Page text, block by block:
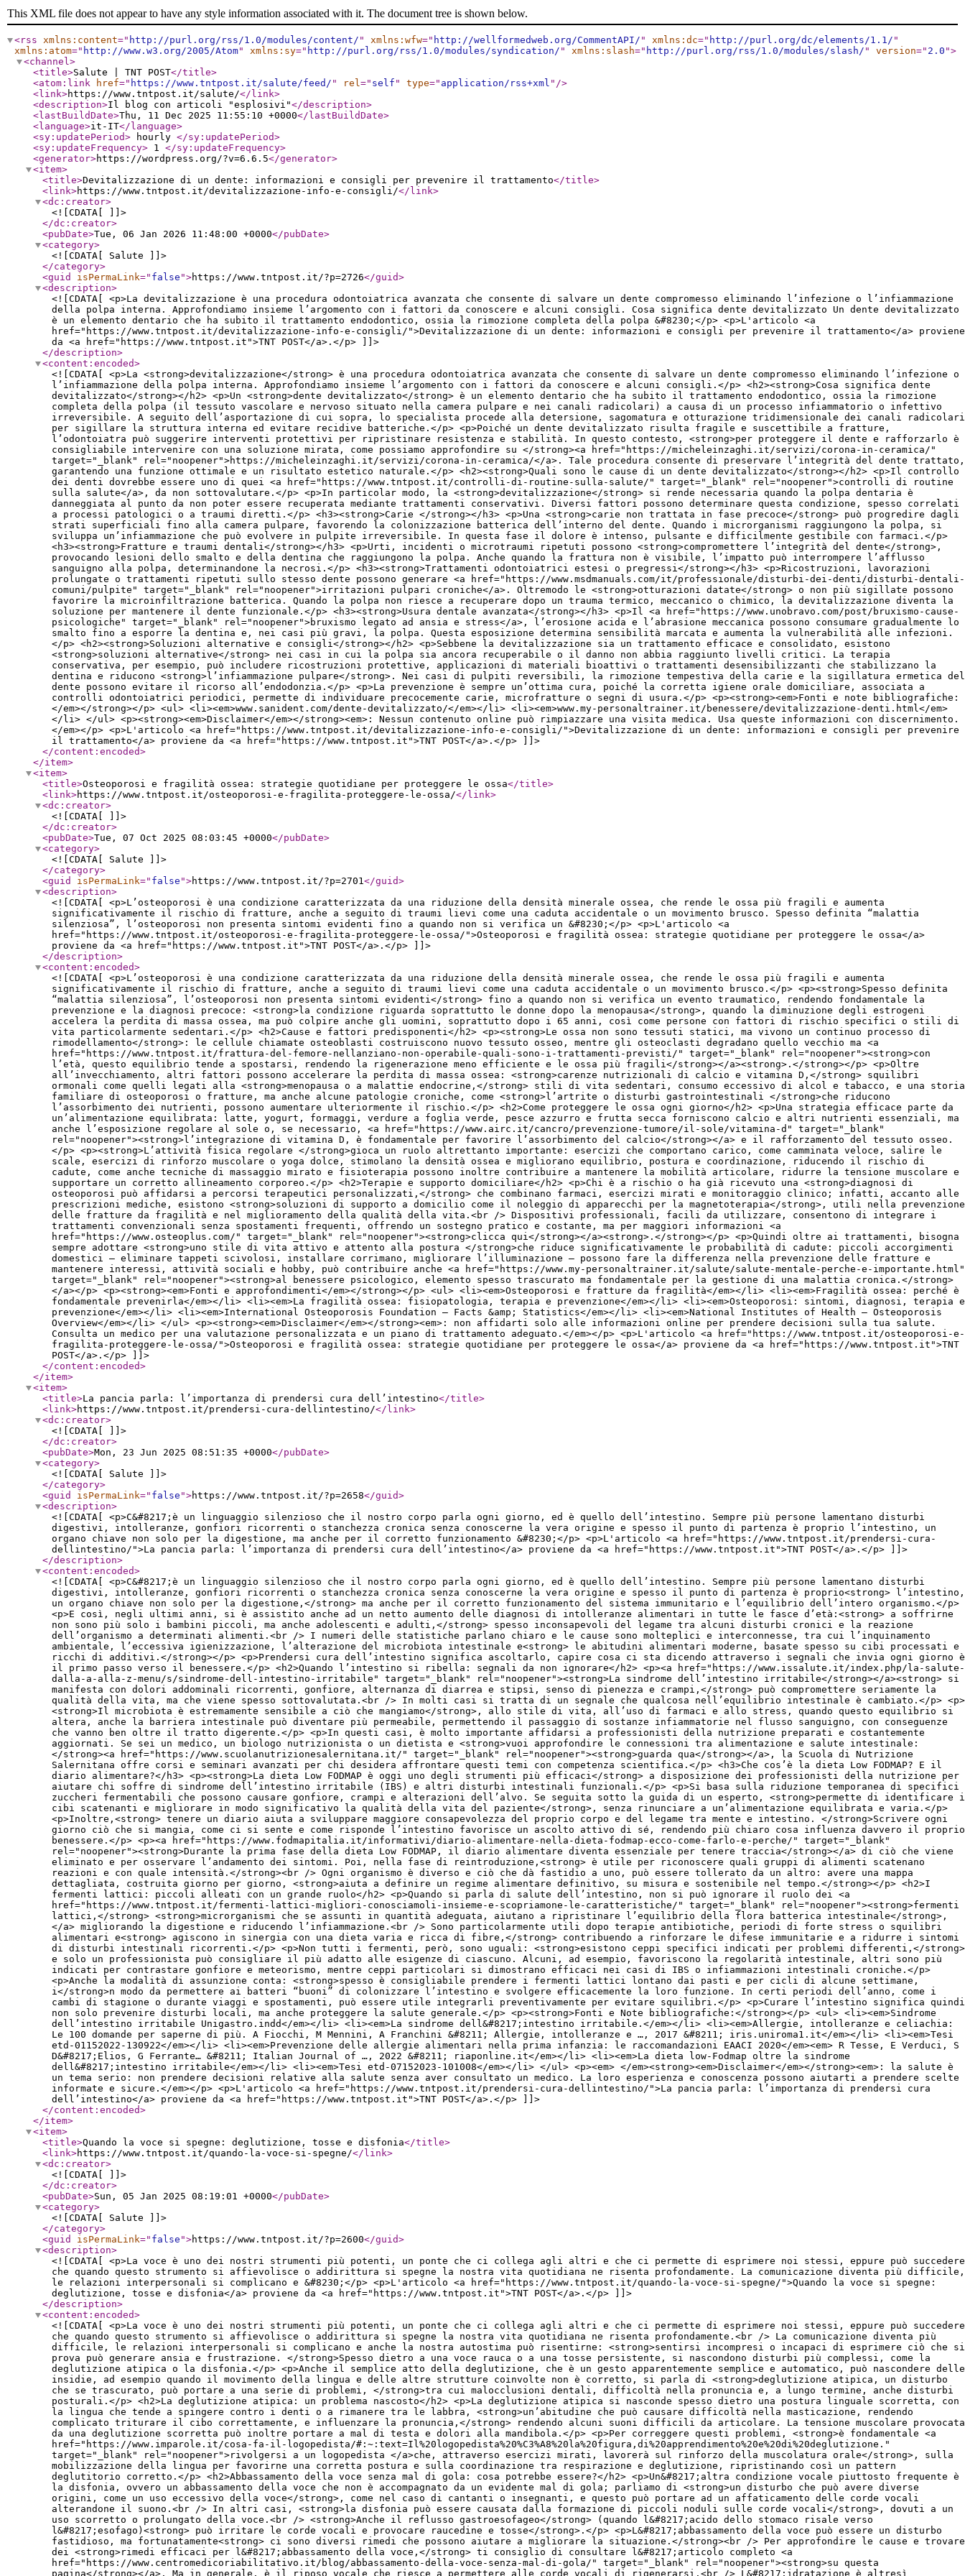
This XML file does not appear to have any style information associated with it. The document tree is shown below.
<rss xmlns:content=" http://purl.org/rss/1.0/modules/content/ " xmlns:wfw=" http://wellformedweb.org/CommentAPI/ " xmlns:dc=" http://purl.org/dc/elements/1.1/ "
xmlns:atom=" http://www.w3.org/2005/Atom" xmlns:sy=" http://purl.org/rss/1.0/modules/syndication/ " xmlns:slash=" http://purl.org/rss/1.0/modules/slash/ " version=" 2.0 ">
<channel>
<title>Salute | TNT POST</title>
<atom:link
href=" https://www.tntpost.it/salute/feed/ " rel=" self " type=" application/rss+xml " />
<link>https://www.tntpost.it/salute/</link>
<description>Il blog con articoli "esplosivi"</description>
<lastBuildDate>Thu, 11 Dec 2025 11:55:10 +0000</lastBuildDate>
<language>it-IT</language>
<sy:updatePeriod> hourly </sy:updatePeriod>
<sy:updateFrequency> 1 </sy:updateFrequency>
<generator>https://wordpress.org/?v=6.6.5</generator>
<item>
<title>Devitalizzazione di un dente: informazioni e consigli per prevenire il trattamento</title>
<link>https://www.tntpost.it/devitalizzazione-info-e-consigli/</link>
<dc:creator>
<![CDATA[ ]]>
</dc:creator>
<pubDate>Tue, 06 Jan 2026 11:48:00 +0000</pubDate>
<category>
<![CDATA[ Salute ]]>
</category>
<guid
isPermaLink=" false ">https://www.tntpost.it/?p=2726</guid>
<description>
<![CDATA[ <p>La devitalizzazione è una procedura odontoiatrica avanzata che consente di salvare un dente compromesso eliminando l’infezione o l’infiammazione
della polpa interna. Approfondiamo insieme l’argomento con i fattori da conoscere e alcuni consigli. Cosa significa dente devitalizzato Un dente devitalizzato
è un elemento dentario che ha subito il trattamento endodontico, ossia la rimozione completa della polpa &#8230;</p> <p>L'articolo <a
href="https://www.tntpost.it/devitalizzazione-info-e-consigli/">Devitalizzazione di un dente: informazioni e consigli per prevenire il trattamento</a> proviene
da <a href="https://www.tntpost.it">TNT POST</a>.</p> ]]>
</description>
<content:encoded>
<![CDATA[ <p>La <strong>devitalizzazione</strong> è una procedura odontoiatrica avanzata che consente di salvare un dente compromesso eliminando l’infezione o
l’infiammazione della polpa interna. Approfondiamo insieme l’argomento con i fattori da conoscere e alcuni consigli.</p> <h2><strong>Cosa significa dente
devitalizzato</strong></h2> <p>Un <strong>dente devitalizzato</strong> è un elemento dentario che ha subito il trattamento endodontico, ossia la rimozione
completa della polpa (il tessuto vascolare e nervoso situato nella camera pulpare e nei canali radicolari) a causa di un processo infiammatorio o infettivo
irreversibile. A seguito dell’asportazione di cui sopra, lo specialista procede alla detersione, sagomatura e otturazione tridimensionale dei canali radicolari
per sigillare la struttura interna ed evitare recidive batteriche.</p> <p>Poiché un dente devitalizzato risulta fragile e suscettibile a fratture,
l’odontoiatra può suggerire interventi protettivi per ripristinare resistenza e stabilità. In questo contesto, <strong>per proteggere il dente e rafforzarlo è
consigliabile intervenire con una soluzione mirata, come possiamo approfondire su </strong><a href="https://micheleinzaghi.it/servizi/corona-in-ceramica/"
target="_blank" rel="noopener">https://micheleinzaghi.it/servizi/corona-in-ceramica/</a>. Tale procedura consente di preservare l’integrità del dente trattato,
garantendo una funzione ottimale e un risultato estetico naturale.</p> <h2><strong>Quali sono le cause di un dente devitalizzato</strong></h2> <p>Il controllo
dei denti dovrebbe essere uno di quei <a href="https://www.tntpost.it/controlli-di-routine-sulla-salute/" target="_blank" rel="noopener">controlli di routine
sulla salute</a>, da non sottovalutare.</p> <p>In particolar modo, la <strong>devitalizzazione</strong> si rende necessaria quando la polpa dentaria è
danneggiata al punto da non poter essere recuperata mediante trattamenti conservativi. Diversi fattori possono determinare questa condizione, spesso correlati
a processi patologici o a traumi diretti.</p> <h3><strong>Carie </strong></h3> <p>Una <strong>carie non trattata in fase precoce</strong> può progredire dagli
strati superficiali fino alla camera pulpare, favorendo la colonizzazione batterica dell’interno del dente. Quando i microrganismi raggiungono la polpa, si
sviluppa un’infiammazione che può evolvere in pulpite irreversibile. In questa fase il dolore è intenso, pulsante e difficilmente gestibile con farmaci.</p>
<h3><strong>Fratture e traumi dentali</strong></h3> <p>Urti, incidenti o microtraumi ripetuti possono <strong>compromettere l’integrità del dente</strong>,
provocando lesioni dello smalto e della dentina che raggiungono la polpa. Anche quando la frattura non è visibile, l’impatto può interrompere l’afflusso
sanguigno alla polpa, determinandone la necrosi.</p> <h3><strong>Trattamenti odontoiatrici estesi o pregressi</strong></h3> <p>Ricostruzioni, lavorazioni
prolungate o trattamenti ripetuti sullo stesso dente possono generare <a href="https://www.msdmanuals.com/it/professionale/disturbi-dei-denti/disturbi-dentali-
comuni/pulpite" target="_blank" rel="noopener">irritazioni pulpari croniche</a>. Oltremodo le <strong>otturazioni datate</strong> o non più sigillate possono
favorire la microinfiltrazione batterica. Quando la polpa non riesce a recuperare dopo un trauma termico, meccanico o chimico, la devitalizzazione diventa la
soluzione per mantenere il dente funzionale.</p> <h3><strong>Usura dentale avanzata</strong></h3> <p>Il <a href="https://www.unobravo.com/post/bruxismo-cause-
psicologiche" target="_blank" rel="noopener">bruxismo legato ad ansia e stress</a>, l’erosione acida e l’abrasione meccanica possono consumare gradualmente lo
smalto fino a esporre la dentina e, nei casi più gravi, la polpa. Questa esposizione determina sensibilità marcata e aumenta la vulnerabilità alle infezioni.
</p> <h2><strong>Soluzioni alternative e consigli</strong></h2> <p>Sebbene la devitalizzazione sia un trattamento efficace e consolidato, esistono
<strong>soluzioni alternative</strong> nei casi in cui la polpa sia ancora recuperabile o il danno non abbia raggiunto livelli critici. La terapia
conservativa, per esempio, può includere ricostruzioni protettive, applicazioni di materiali bioattivi o trattamenti desensibilizzanti che stabilizzano la
dentina e riducono <strong>l’infiammazione pulpare</strong>. Nei casi di pulpiti reversibili, la rimozione tempestiva della carie e la sigillatura ermetica del
dente possono evitare il ricorso all’endodonzia.</p> <p>La prevenzione è sempre un’ottima cura, poiché la corretta igiene orale domiciliare, associata a
controlli odontoiatrici periodici, permette di individuare precocemente carie, microfratture o segni di usura.</p> <p><strong><em>Fonti e note bibliografiche:
</em></strong></p> <ul> <li><em>www.sanident.com/dente-devitalizzato/</em></li> <li><em>www.my-personaltrainer.it/benessere/devitalizzazione-denti.html</em>
</li> </ul> <p><strong><em>Disclaimer</em></strong><em>: Nessun contenuto online può rimpiazzare una visita medica. Usa queste informazioni con discernimento.
</em></p> <p>L'articolo <a href="https://www.tntpost.it/devitalizzazione-info-e-consigli/">Devitalizzazione di un dente: informazioni e consigli per prevenire
il trattamento</a> proviene da <a href="https://www.tntpost.it">TNT POST</a>.</p> ]]>
</content:encoded>
</item>
<item>
<title>Osteoporosi e fragilità ossea: strategie quotidiane per proteggere le ossa</title>
<link>https://www.tntpost.it/osteoporosi-e-fragilita-proteggere-le-ossa/</link>
<dc:creator>
<![CDATA[ ]]>
</dc:creator>
<pubDate>Tue, 07 Oct 2025 08:03:45 +0000</pubDate>
<category>
<![CDATA[ Salute ]]>
</category>
<guid
isPermaLink=" false ">https://www.tntpost.it/?p=2701</guid>
<description>
<![CDATA[ <p>L’osteoporosi è una condizione caratterizzata da una riduzione della densità minerale ossea, che rende le ossa più fragili e aumenta
significativamente il rischio di fratture, anche a seguito di traumi lievi come una caduta accidentale o un movimento brusco. Spesso definita “malattia
silenziosa”, l’osteoporosi non presenta sintomi evidenti fino a quando non si verifica un &#8230;</p> <p>L'articolo <a
href="https://www.tntpost.it/osteoporosi-e-fragilita-proteggere-le-ossa/">Osteoporosi e fragilità ossea: strategie quotidiane per proteggere le ossa</a>
proviene da <a href="https://www.tntpost.it">TNT POST</a>.</p> ]]>
</description>
<content:encoded>
<![CDATA[ <p>L’osteoporosi è una condizione caratterizzata da una riduzione della densità minerale ossea, che rende le ossa più fragili e aumenta
significativamente il rischio di fratture, anche a seguito di traumi lievi come una caduta accidentale o un movimento brusco.</p> <p><strong>Spesso definita
“malattia silenziosa”, l’osteoporosi non presenta sintomi evidenti</strong> fino a quando non si verifica un evento traumatico, rendendo fondamentale la
prevenzione e la diagnosi precoce: <strong>la condizione riguarda soprattutto le donne dopo la menopausa</strong>, quando la diminuzione degli estrogeni
accelera la perdita di massa ossea, ma può colpire anche gli uomini, soprattutto dopo i 65 anni, così come persone con fattori di rischio specifici o stili di
vita particolarmente sedentari.</p> <h2>Cause e fattori predisponenti</h2> <p><strong>Le ossa non sono tessuti statici, ma vivono un continuo processo di
rimodellamento</strong>: le cellule chiamate osteoblasti costruiscono nuovo tessuto osseo, mentre gli osteoclasti degradano quello vecchio ma <a
href="https://www.tntpost.it/frattura-del-femore-nellanziano-non-operabile-quali-sono-i-trattamenti-previsti/" target="_blank" rel="noopener"><strong>con
l’età, questo equilibrio tende a spostarsi, rendendo la rigenerazione meno efficiente e le ossa più fragili</strong></a><strong>.</strong></p> <p>Oltre
all’invecchiamento, altri fattori possono accelerare la perdita di massa ossea: <strong>carenze nutrizionali di calcio e vitamina D,</strong> squilibri
ormonali come quelli legati alla <strong>menopausa o a malattie endocrine,</strong> stili di vita sedentari, consumo eccessivo di alcol e tabacco, e una storia
familiare di osteoporosi o fratture, ma anche alcune patologie croniche, come <strong>l’artrite o disturbi gastrointestinali </strong>che riducono
l’assorbimento dei nutrienti, possono aumentare ulteriormente il rischio.</p> <h2>Come proteggere le ossa ogni giorno</h2> <p>Una strategia efficace parte da
un’alimentazione equilibrata: latte, yogurt, formaggi, verdure a foglia verde, pesce azzurro e frutta secca forniscono calcio e altri nutrienti essenziali, ma
anche l’esposizione regolare al sole o, se necessario, <a href="https://www.airc.it/cancro/prevenzione-tumore/il-sole/vitamina-d" target="_blank"
rel="noopener"><strong>l’integrazione di vitamina D, è fondamentale per favorire l’assorbimento del calcio</strong></a> e il rafforzamento del tessuto osseo.
</p> <p><strong>L’attività fisica regolare </strong>gioca un ruolo altrettanto importante: esercizi che comportano carico, come camminata veloce, salire le
scale, esercizi di rinforzo muscolare o yoga dolce, stimolano la densità ossea e migliorano equilibrio, postura e coordinazione, riducendo il rischio di
cadute, come anche tecniche di massaggio mirato e fisioterapia possono inoltre contribuire a mantenere la mobilità articolare, ridurre la tensione muscolare e
supportare un corretto allineamento corporeo.</p> <h2>Terapie e supporto domiciliare</h2> <p>Chi è a rischio o ha già ricevuto una <strong>diagnosi di
osteoporosi può affidarsi a percorsi terapeutici personalizzati,</strong> che combinano farmaci, esercizi mirati e monitoraggio clinico; infatti, accanto alle
prescrizioni mediche, esistono <strong>soluzioni di supporto a domicilio come il noleggio di apparecchi per la magnetoterapia</strong>, utili nella prevenzione
delle fratture da fragilità e nel miglioramento della qualità della vita.<br /> Dispositivi professionali, facili da utilizzare, consentono di integrare i
trattamenti convenzionali senza spostamenti frequenti, offrendo un sostegno pratico e costante, ma per maggiori informazioni <a
href="https://www.osteoplus.com/" target="_blank" rel="noopener"><strong>clicca qui</strong></a><strong>.</strong></p> <p>Quindi oltre ai trattamenti, bisogna
sempre adottare <strong>uno stile di vita attivo e attento alla postura </strong>che riduce significativamente le probabilità di cadute: piccoli accorgimenti
domestici – eliminare tappeti scivolosi, installare corrimano, migliorare l’illuminazione – possono fare la differenza nella prevenzione delle fratture e
mantenere interessi, attività sociali e hobby, può contribuire anche <a href="https://www.my-personaltrainer.it/salute/salute-mentale-perche-e-importante.html"
target="_blank" rel="noopener"><strong>al benessere psicologico, elemento spesso trascurato ma fondamentale per la gestione di una malattia cronica.</strong>
</a></p> <p><strong><em>Fonti e approfondimenti</em></strong></p> <ul> <li><em>Osteoporosi e fratture da fragilità</em></li> <li><em>Fragilità ossea: perché è
fondamentale prevenirla</em></li> <li><em>La fragilità ossea: fisiopatologia, terapia e prevenzione</em></li> <li><em>Osteoporosi: sintomi, diagnosi, terapia e
prevenzione</em></li> <li><em>International Osteoporosis Foundation – Facts &amp; Statistics</em></li> <li><em>National Institutes of Health – Osteoporosis
Overview</em></li> </ul> <p><strong><em>Disclaimer</em></strong><em>: non affidarti solo alle informazioni online per prendere decisioni sulla tua salute.
Consulta un medico per una valutazione personalizzata e un piano di trattamento adeguato.</em></p> <p>L'articolo <a href="https://www.tntpost.it/osteoporosi-e-
fragilita-proteggere-le-ossa/">Osteoporosi e fragilità ossea: strategie quotidiane per proteggere le ossa</a> proviene da <a href="https://www.tntpost.it">TNT
POST</a>.</p> ]]>
</content:encoded>
</item>
<item>
<title>La pancia parla: l’importanza di prendersi cura dell’intestino</title>
<link>https://www.tntpost.it/prendersi-cura-dellintestino/</link>
<dc:creator>
<![CDATA[ ]]>
</dc:creator>
<pubDate>Mon, 23 Jun 2025 08:51:35 +0000</pubDate>
<category>
<![CDATA[ Salute ]]>
</category>
<guid
isPermaLink=" false ">https://www.tntpost.it/?p=2658</guid>
<description>
<![CDATA[ <p>C&#8217;è un linguaggio silenzioso che il nostro corpo parla ogni giorno, ed è quello dell’intestino. Sempre più persone lamentano disturbi
digestivi, intolleranze, gonfiori ricorrenti o stanchezza cronica senza conoscerne la vera origine e spesso il punto di partenza è proprio l’intestino, un
organo chiave non solo per la digestione, ma anche per il corretto funzionamento &#8230;</p> <p>L'articolo <a href="https://www.tntpost.it/prendersi-cura-
dellintestino/">La pancia parla: l’importanza di prendersi cura dell’intestino</a> proviene da <a href="https://www.tntpost.it">TNT POST</a>.</p> ]]>
</description>
<content:encoded>
<![CDATA[ <p>C&#8217;è un linguaggio silenzioso che il nostro corpo parla ogni giorno, ed è quello dell’intestino. Sempre più persone lamentano disturbi
digestivi, intolleranze, gonfiori ricorrenti o stanchezza cronica senza conoscerne la vera origine e spesso il punto di partenza è proprio<strong> l’intestino,
un organo chiave non solo per la digestione,</strong> ma anche per il corretto funzionamento del sistema immunitario e l’equilibrio dell’intero organismo.</p>
<p>E così, negli ultimi anni, si è assistito anche ad un netto aumento delle diagnosi di intolleranze alimentari in tutte le fasce d’età:<strong> a soffrirne
non sono più solo i bambini piccoli, ma anche adolescenti e adulti,</strong> spesso inconsapevoli del legame tra alcuni disturbi cronici e la reazione
dell’organismo a determinati alimenti.<br /> I numeri delle statistiche parlano chiaro e le cause sono molteplici e interconnesse, tra cui l’inquinamento
ambientale, l’eccessiva igienizzazione, l’alterazione del microbiota intestinale e<strong> le abitudini alimentari moderne, basate spesso su cibi processati e
ricchi di additivi.</strong></p> <p>Prendersi cura dell’intestino significa ascoltarlo, capire cosa ci sta dicendo attraverso i segnali che invia ogni giorno è
il primo passo verso il benessere.</p> <h2>Quando l’intestino si ribella: segnali da non ignorare</h2> <p><a href="https://www.issalute.it/index.php/la-salute-
dalla-a-alla-z-menu/s/sindrome-dell-intestino-irritabile" target="_blank" rel="noopener"><strong>La sindrome dell’intestino irritabile</strong></a><strong> si
manifesta con dolori addominali ricorrenti, gonfiore, alternanza di diarrea e stipsi, senso di pienezza e crampi,</strong> può compromettere seriamente la
qualità della vita, ma che viene spesso sottovalutata.<br /> In molti casi si tratta di un segnale che qualcosa nell’equilibrio intestinale è cambiato.</p> <p>
<strong>Il microbiota è estremamente sensibile a ciò che mangiamo</strong>, allo stile di vita, all’uso di farmaci e allo stress, quando questo equilibrio si
altera, anche la barriera intestinale può diventare più permeabile, permettendo il passaggio di sostanze infiammatorie nel flusso sanguigno, con conseguenze
che vanno ben oltre il tratto digerente.</p> <p>In questi casi, è molto importante affidarsi a professionisti della nutrizione preparati e costantemente
aggiornati. Se sei un medico, un biologo nutrizionista o un dietista e <strong>vuoi approfondire le connessioni tra alimentazione e salute intestinale:
</strong><a href="https://www.scuolanutrizionesalernitana.it/" target="_blank" rel="noopener"><strong>guarda qua</strong></a>, la Scuola di Nutrizione
Salernitana offre corsi e seminari avanzati per chi desidera affrontare questi temi con competenza scientifica.</p> <h3>Che cos’è la dieta Low FODMAP? E il
diario alimentare?</h3> <p><strong>La dieta Low FODMAP è oggi uno degli strumenti più efficaci</strong> a disposizione dei professionisti della nutrizione per
aiutare chi soffre di sindrome dell’intestino irritabile (IBS) e altri disturbi intestinali funzionali.</p> <p>Si basa sulla riduzione temporanea di specifici
zuccheri fermentabili che possono causare gonfiore, crampi e alterazioni dell’alvo. Se seguita sotto la guida di un esperto, <strong>permette di identificare i
cibi scatenanti e migliorare in modo significativo la qualità della vita del paziente</strong>, senza rinunciare a un’alimentazione equilibrata e varia.</p>
<p>Inoltre,<strong> tenere un diario aiuta a sviluppare maggiore consapevolezza del proprio corpo e del legame tra mente e intestino. </strong>Scrivere ogni
giorno ciò che si mangia, come ci si sente e come risponde l’intestino favorisce un ascolto attivo di sé, rendendo più chiaro cosa influenza davvero il proprio
benessere.</p> <p><a href="https://www.fodmapitalia.it/informativi/diario-alimentare-nella-dieta-fodmap-ecco-come-farlo-e-perche/" target="_blank"
rel="noopener"><strong>Durante la prima fase della dieta Low FODMAP, il diario alimentare diventa essenziale per tenere traccia</strong></a> di ciò che viene
eliminato e per osservare l’andamento dei sintomi. Poi, nella fase di reintroduzione,<strong> è utile per riconoscere quali gruppi di alimenti scatenano
reazioni e con quale intensità.</strong><br /> Ogni organismo è diverso e ciò che dà fastidio a uno, può essere tollerato da un altro: avere una mappa
dettagliata, costruita giorno per giorno, <strong>aiuta a definire un regime alimentare definitivo, su misura e sostenibile nel tempo.</strong></p> <h2>I
fermenti lattici: piccoli alleati con un grande ruolo</h2> <p>Quando si parla di salute dell’intestino, non si può ignorare il ruolo dei <a
href="https://www.tntpost.it/fermenti-lattici-migliori-conosciamoli-insieme-e-scopriamone-le-caratteristiche/" target="_blank" rel="noopener"><strong>fermenti
lattici,</strong> <strong>microrganismi che se assunti in quantità adeguata, aiutano a ripristinare l’equilibrio della flora batterica intestinale</strong>,
</a> migliorando la digestione e riducendo l’infiammazione.<br /> Sono particolarmente utili dopo terapie antibiotiche, periodi di forte stress o squilibri
alimentari e<strong> agiscono in sinergia con una dieta varia e ricca di fibre,</strong> contribuendo a rinforzare le difese immunitarie e a ridurre i sintomi
di disturbi intestinali ricorrenti.</p> <p>Non tutti i fermenti, però, sono uguali: <strong>esistono ceppi specifici indicati per problemi differenti,</strong>
e solo un professionista può consigliare il più adatto alle esigenze di ciascuno. Alcuni, ad esempio, favoriscono la regolarità intestinale, altri sono più
indicati per contrastare gonfiore e meteorismo, mentre ceppi particolari si dimostrano efficaci nei casi di IBS o infiammazioni intestinali croniche.</p>
<p>Anche la modalità di assunzione conta: <strong>spesso è consigliabile prendere i fermenti lattici lontano dai pasti e per cicli di alcune settimane,
i</strong>n modo da permettere ai batteri “buoni” di colonizzare l’intestino e svolgere efficacemente la loro funzione. In certi periodi dell’anno, come i
cambi di stagione o durante viaggi e spostamenti, può essere utile integrarli preventivamente per evitare squilibri.</p> <p>Curare l’intestino significa quindi
non solo prevenire disturbi locali, ma anche proteggere la salute generale.</p> <p><strong>Fonti e Note bibliografiche:</strong></p> <ul> <li><em>Sindrome
dell’intestino irritabile Unigastro.indd</em></li> <li><em>La sindrome dell&#8217;intestino irritabile.</em></li> <li><em>Allergie, intolleranze e celiachia:
Le 100 domande per saperne di più. A Fiocchi, M Mennini, A Franchini &#8211; Allergie, intolleranze e …, 2017 &#8211; iris.uniroma1.it</em></li> <li><em>Tesi
etd-01152022-130922</em></li> <li><em>Prevenzione delle allergie alimentari nella prima infanzia: le raccomandazioni EAACI 2020</em><em> R Tesse, E Verduci, S
D&#8217;Elios, G Ferrante… &#8211; Italian Journal of …, 2022 &#8211; riaponline.it</em></li> <li><em>La dieta low-Fodmap oltre la sindrome
dell&#8217;intestino irritabile</em></li> <li><em>Tesi etd-07152023-101008</em></li> </ul> <p><em> </em><strong><em>Disclaimer</em></strong><em>: la salute è
un tema serio: non prendere decisioni relative alla salute senza aver consultato un medico. La loro esperienza e conoscenza possono aiutarti a prendere scelte
informate e sicure.</em></p> <p>L'articolo <a href="https://www.tntpost.it/prendersi-cura-dellintestino/">La pancia parla: l’importanza di prendersi cura
dell’intestino</a> proviene da <a href="https://www.tntpost.it">TNT POST</a>.</p> ]]>
</content:encoded>
</item>
<item>
<title>Quando la voce si spegne: deglutizione, tosse e disfonia</title>
<link>https://www.tntpost.it/quando-la-voce-si-spegne/</link>
<dc:creator>
<![CDATA[ ]]>
</dc:creator>
<pubDate>Sun, 05 Jan 2025 08:19:01 +0000</pubDate>
<category>
<![CDATA[ Salute ]]>
</category>
<guid
isPermaLink=" false ">https://www.tntpost.it/?p=2600</guid>
<description>
<![CDATA[ <p>La voce è uno dei nostri strumenti più potenti, un ponte che ci collega agli altri e che ci permette di esprimere noi stessi, eppure può succedere
che quando questo strumento si affievolisce o addirittura si spegne la nostra vita quotidiana ne risenta profondamente. La comunicazione diventa più difficile,
le relazioni interpersonali si complicano e &#8230;</p> <p>L'articolo <a href="https://www.tntpost.it/quando-la-voce-si-spegne/">Quando la voce si spegne:
deglutizione, tosse e disfonia</a> proviene da <a href="https://www.tntpost.it">TNT POST</a>.</p> ]]>
</description>
<content:encoded>
<![CDATA[ <p>La voce è uno dei nostri strumenti più potenti, un ponte che ci collega agli altri e che ci permette di esprimere noi stessi, eppure può succedere
che quando questo strumento si affievolisce o addirittura si spegne la nostra vita quotidiana ne risenta profondamente.<br /> La comunicazione diventa più
difficile, le relazioni interpersonali si complicano e anche la nostra autostima può risentirne: <strong>sentirsi incompresi o incapaci di esprimere ciò che si
prova può generare ansia e frustrazione. </strong>Spesso dietro a una voce rauca o a una tosse persistente, si nascondono disturbi più complessi, come la
deglutizione atipica o la disfonia.</p> <p>Anche il semplice atto della deglutizione, che è un gesto apparentemente semplice e automatico, può nascondere delle
insidie, ad esempio quando il movimento della lingua e delle altre strutture coinvolte non è corretto, si parla di <strong>deglutizione atipica, un disturbo
che se trascurato, può portare a una serie di problemi, </strong>tra cui malocclusioni dentali, difficoltà nella pronuncia e, a lungo termine, anche disturbi
posturali.</p> <h2>La deglutizione atipica: un problema nascosto</h2> <p>La deglutizione atipica si nasconde spesso dietro una postura linguale scorretta, con
la lingua che tende a spingere contro i denti o a rimanere tra le labbra, <strong>un’abitudine che può causare difficoltà nella masticazione, rendendo
complicato triturare il cibo correttamente, e influenzare la pronuncia,</strong> rendendo alcuni suoni difficili da articolare. La tensione muscolare provocata
da una deglutizione scorretta può inoltre portare a mal di testa e dolori alla mandibola.</p> <p>Per correggere questi problemi, <strong>è fondamentale <a
href="https://www.imparole.it/cosa-fa-il-logopedista/#:~:text=Il%20logopedista%20%C3%A8%20la%20figura,di%20apprendimento%20e%20di%20deglutizione."
target="_blank" rel="noopener">rivolgersi a un logopedista </a>che, attraverso esercizi mirati, lavorerà sul rinforzo della muscolatura orale</strong>, sulla
mobilizzazione della lingua per favorirne una corretta postura e sulla coordinazione tra respirazione e deglutizione, ripristinando così un pattern
deglutitorio corretto.</p> <h2>Abbassamento della voce senza mal di gola: cosa potrebbe essere?</h2> <p>Un&#8217;altra condizione vocale piuttosto frequente è
la disfonia, ovvero un abbassamento della voce che non è accompagnato da un evidente mal di gola; parliamo di <strong>un disturbo che può avere diverse
origini, come un uso eccessivo della voce</strong>, come nel caso di cantanti o insegnanti, e questo può portare ad un affaticamento delle corde vocali
alterandone il suono.<br /> In altri casi, <strong>la disfonia può essere causata dalla formazione di piccoli noduli sulle corde vocali</strong>, dovuti a un
uso scorretto o prolungato della voce.<br /> <strong>Anche il reflusso gastroesofageo</strong> (quando l&#8217;acido dello stomaco risale verso
l&#8217;esofago)<strong> può irritare le corde vocali e provocare raucedine e tosse</strong>.</p> <p>L&#8217;abbassamento della voce può essere un disturbo
fastidioso, ma fortunatamente<strong> ci sono diversi rimedi che possono aiutare a migliorare la situazione.</strong><br /> Per approfondire le cause e trovare
dei <strong>rimedi efficaci per l&#8217;abbassamento della voce,</strong> ti consiglio di consultare l&#8217;articolo completo <a
href="https://www.centromedicoriabilitativo.it/blog/abbassamento-della-voce-senza-mal-di-gola/" target="_blank" rel="noopener"><strong>su questa
pagina</strong></a>. Ma in generale, è il riposo vocale che riesce a permettere alle corde vocali di rigenerarsi.<br /> L&#8217;idratazione è altresì